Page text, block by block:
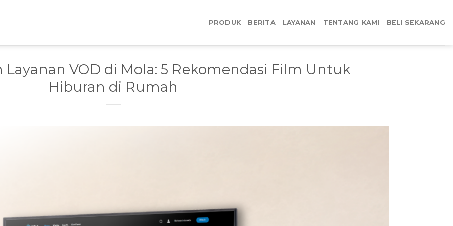
PRODUK BERITA LAYANAN TENTANG KAMI BELI SEKARANG
Layanan VOD di Mola: 5 Rekomendasi Film Untuk
Hiburan di Rumah